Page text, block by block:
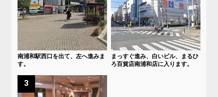
南浦和駅西口を出て、左へ進みま
す。
まっすぐ進み、白いビル、まるひ
ろ百貨店南浦和店に入ります。
3